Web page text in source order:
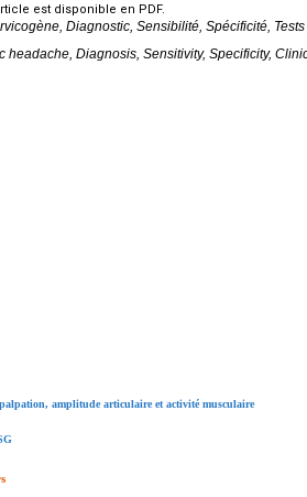
est disponible en PDF.
Diagnostic, Sensibilité, Spécificité,
headache, Diagnosis, Sensitivity, Specificity,
amplitude articulaire et activité musculaire